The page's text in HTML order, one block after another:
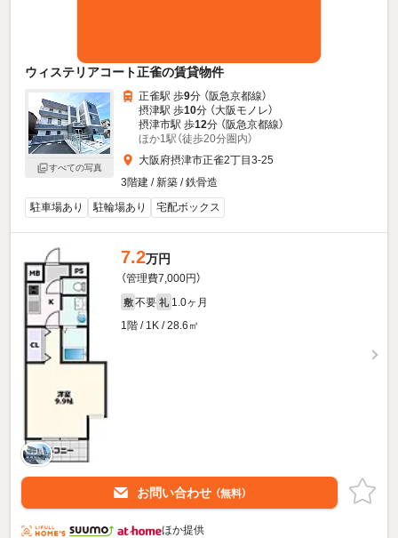
ウィステリアコート正雀の賃貸物件
すべての写真
正雀駅 歩9分 （阪急京都線）
摂津駅 歩10分 （大阪モノレ）
摂津市駅 歩12分 （阪急京都線）
ほか1駅（徒歩20分圏内）
大阪府摂津市正雀2丁目3-25
3階建 / 新築 / 鉄骨造
駐車場あり
駐輪場あり 宅配ボックス
7.2万円
（管理費7,000円）
敷 不要 礼 1.0ヶ月
1階 / 1K / 28.6㎡
お問い合わせ （無料）
ほか提供